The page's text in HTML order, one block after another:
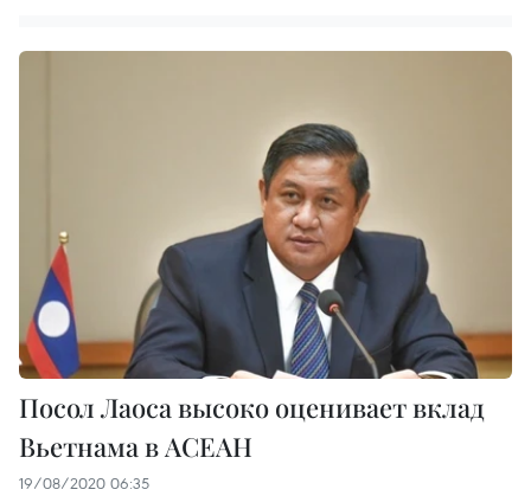
Посол Лаоса высоко оценивает вклад
Вьетнама в АСЕАН
19/08/2020 06:35